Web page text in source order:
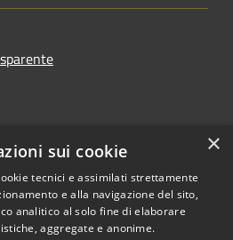
Copyright © 2026 • Comune di
×
sui cookie
tecnici e assimilati strettamente
e alla navigazione del sito,
analitico al solo fine di elaborare
aggregate e anonime.